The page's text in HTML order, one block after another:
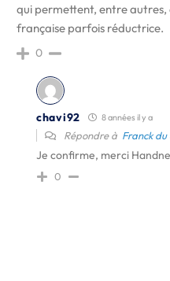
qui permettent, entre autres,
française parfois réductrice.
0
chavi92 8 années il y a
Répondre à Franck du
Je confirme, merci
0